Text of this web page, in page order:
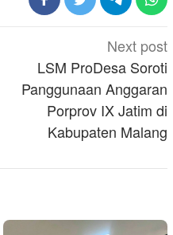
Next post
LSM ProDesa Soroti
Panggunaan Anggaran
Porprov IX Jatim di
Kabupaten Malang